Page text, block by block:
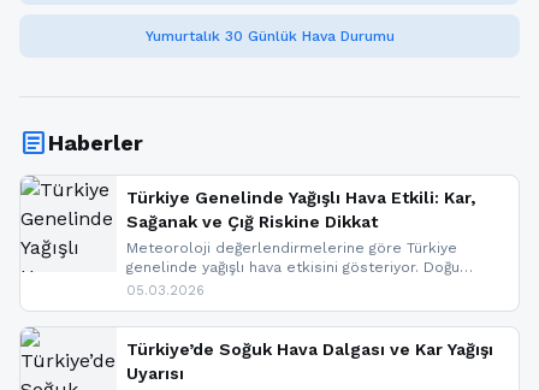
Yumurtalık 30 Günlük Hava Durumu
articleHaberler
Türkiye Genelinde Yağışlı Hava Etkili: Kar,
Sağanak ve Çığ Riskine Dikkat
Meteoroloji değerlendirmelerine göre Türkiye
genelinde yağışlı hava etkisini gösteriyor. Doğu
bölgelerinde kar yağışı beklenirken Marmara ve
ise çığ tehlikesi bulunuyor. İç kesimlerde sis ve pus
nedeniyle görüş mesafesinde azalma
yaşanabileceği belirtiliyor.
05.03.2026
Türkiye’de Soğuk Hava Dalgası ve Kar Yağışı
Uyarısı